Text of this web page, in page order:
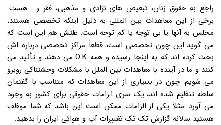
راجع به حقوق زنان، تبعیض های نژادی و مذهبی، فقر و… هست.
برخی از این معاهدات بین المللی به دلیل اینکه تخصصی هستند،
مجلس به آنها یا بی توجه یا کم توجه است. علتش هم این است که
می گوید این چون تخصصی است، قطعاً مراکز تخصصی درباره اش
بحث کرده اند که به اینجا رسیده و همه O.K می دهند و تأئید می
کنند و ما در آینده با معاهدات بین الملل با مشکلات وحشتناکی روبرو
می شویم، چون در بسیاری از این معاهدات که متناسب با گفتمان
سلطه تنظیم شده اند، یک سری الزامات حقوقی برای کشور به وجود
می آورد. مثلاً یکی از الزامات ممکن است این باشد که شما موظف
هستید سالانه گزارش تک تک تغییرات آب و هوائی ایران را بدهید.